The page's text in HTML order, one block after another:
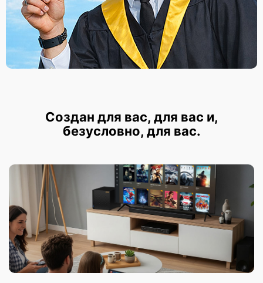
Создан для вас, для вас и,
безусловно, для вас.